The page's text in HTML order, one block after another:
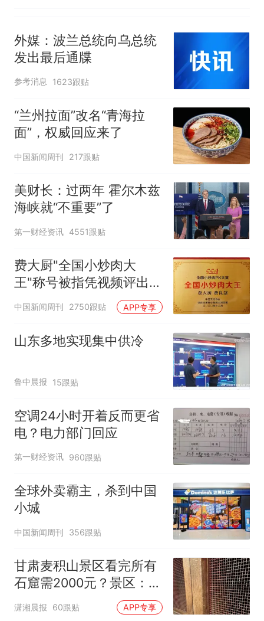
外媒：波兰总统向乌总统
发出最后通牒
参考消息 1623跟贴
“兰州拉面”改名“青海拉
面”，权威回应来了
中国新闻周刊 217跟贴
美财长：过两年 霍尔木兹
海峡就“不重要”了
第一财经资讯 4551跟贴
费大厨"全国小炒肉大
王"称号被指凭视频评出
官方回应
中国新闻周刊 2750跟贴 APP专享
山东多地实现集中供冷
鲁中晨报 15跟贴
空调24小时开着反而更省
电？电力部门回应
第一财经资讯 960跟贴
全球外卖霸主，杀到中国
小城
中国新闻周刊 356跟贴
甘肃麦积山景区看完所有
石窟需2000元？景区：部
分石窟受特别保护，游客
潇湘晨报 60跟贴 APP专享